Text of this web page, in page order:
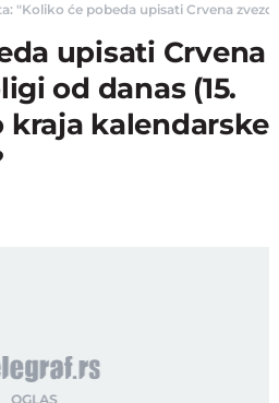
"Koliko će pobeda upisati Crvena
upisati Crvena
od danas (15.
kraja kalendarske